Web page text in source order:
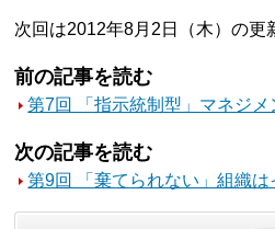
次回は2012年8月2日（木）の更
前の記事を読む
第7回 「指示統制型」マネジメ
次の記事を読む
第9回 「棄てられない」組織